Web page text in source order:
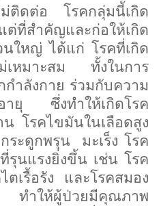
ติดต่อ
โรคกลุ่มนี้เกิด
ที่สำคัญและก่อให้เกิด
ใหญ่ ได้แก่ โรคที่เกิด
ม่เหมาะสม ทั้งในการ
ำลังกาย ร่วมกับความ
อายุ ซึ่งทำให้เกิดโรค
น โรคไขมันในเลือดสูง
ระดูกพรุน
มะเร็ง โรค
รุนแรงยิ่งขึ้น เช่น โรค
ตเรื้อรัง และโรคสมอง
ทำให้ผู้ป่วยมีคุณภาพ